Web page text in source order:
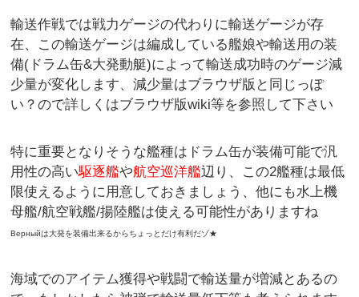
輸送作戦では戦力ゲージの代わりに輸送ゲージが存
在、この輸送ゲージは編成している艦娘や輸送用の装
備(ドラム缶&大発動艇)によって輸送成功時のゲージ減
少量が変化します、減少量はブラウザ版と同じっぽ
い？ので詳しくはブラウザ版wiki等を参照して下さい
特に重要となりそうな艦種はドラム缶が装備可能で汎
用性の高い駆逐艦や航空巡洋艦辺り、この2艦種は最低
限使えるように用意しておきましょう、他にも水上機
母艦/航空戦艦/揚陸艦は使える可能性がありますね
Βерныйは大発を装備出来るからちょっとだけ有利だゾ★
海域でのアイテム獲得や戦闘で輸送量が増減とあるの